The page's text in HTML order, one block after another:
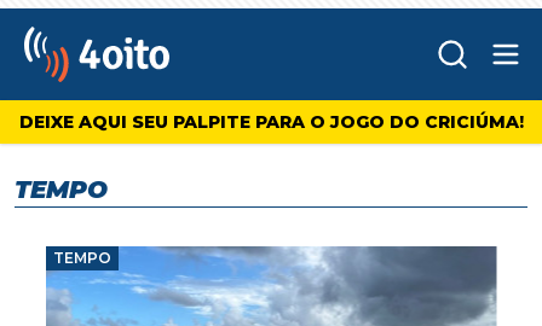
4oito
DEIXE AQUI SEU PALPITE PARA O JOGO DO CRICIÚMA!
TEMPO
TEMPO